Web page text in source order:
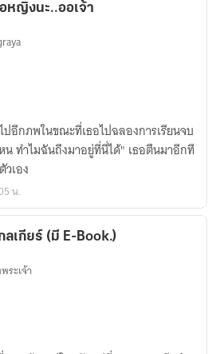
หญิงนะ..ออเจ้า
ปอีกภพในขณะที่เธอไปฉลองการเรียนจบ
อีกที
เอง
น.
ลเกียร์ (มี E-Book.)
ระเจ้า